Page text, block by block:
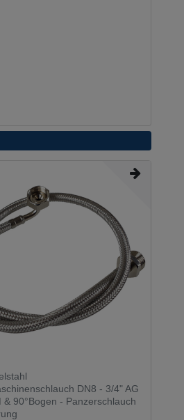
DN8 - 3/4" AG
& 90°Bogen - Panzerschlauch